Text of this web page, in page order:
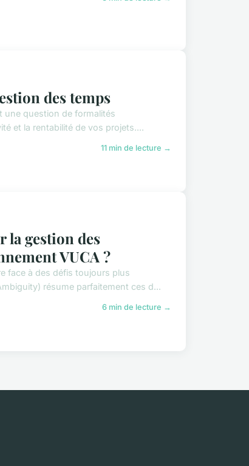
des temps
une question de formalités
et la rentabilité de vos projets....
11 min de lecture →
la gestion des
VUCA ?
face à des défis toujours plus
résume parfaitement ces d...
6 min de lecture →